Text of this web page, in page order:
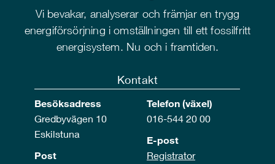
Vi bevakar, analyserar och främjar en trygg
energiförsörjning i omställningen till ett fossilfritt
energisystem. Nu och i framtiden.
Kontakt
Besöksadress
Gredbyvägen 10
Eskilstuna
Post
Telefon (växel)
016-544 20 00
E-post
Registrator